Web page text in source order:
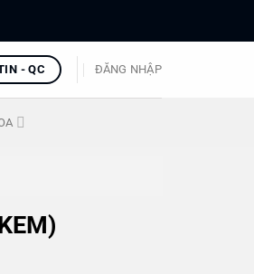
- QC ĐĂNG NHẬP